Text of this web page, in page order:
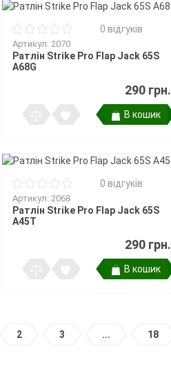
0 відгуків
Артикул: 2070
Ратлін Strike Pro Flap Jack 65S
A68G
290 грн.
В кошик
0 відгуків
Артикул: 2068
Ратлін Strike Pro Flap Jack 65S
A45T
290 грн.
В кошик
2 3 ... 18